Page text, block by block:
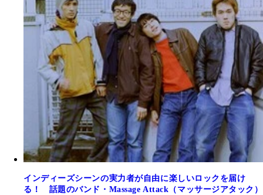
インディーズシーンの実力者が自由に楽しいロックを届け
る！ 話題のバンド・Massage Attack（マッサージアタック）